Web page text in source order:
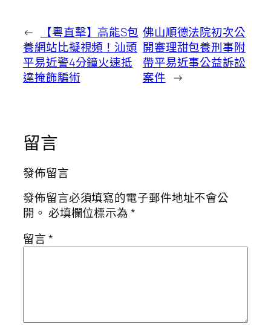
←
【粵直擊】高能S包
養網站比擬視頻！汕頭
平易近警4分鐘火速抵
達掩飾騙術
佛山順德法院初次公
開審理甜包養刑事附
帶平易近事公益訴訟
案件 →
留言
發佈留言
發佈留言必須填寫的電子郵件地址不會公
開。 必填欄位標示為*
留言*